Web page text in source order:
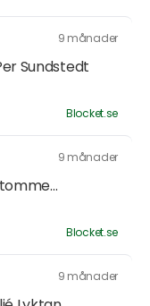
9 månader
Sundstedt
Blocket.se
9 månader
Blocket.se
9 månader